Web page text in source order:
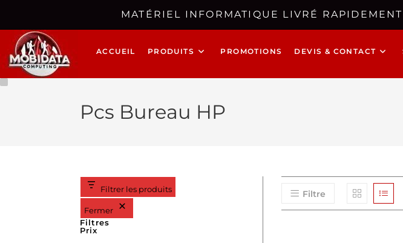
MATÉRIEL INFORMATIQUE LIVRÉ
ACCUEIL PRODUITS PROMOTIONS DEVIS & CONTACT
Pcs Bureau HP
Filtre
Filtrer les produits
Fermer
Filtres
Prix